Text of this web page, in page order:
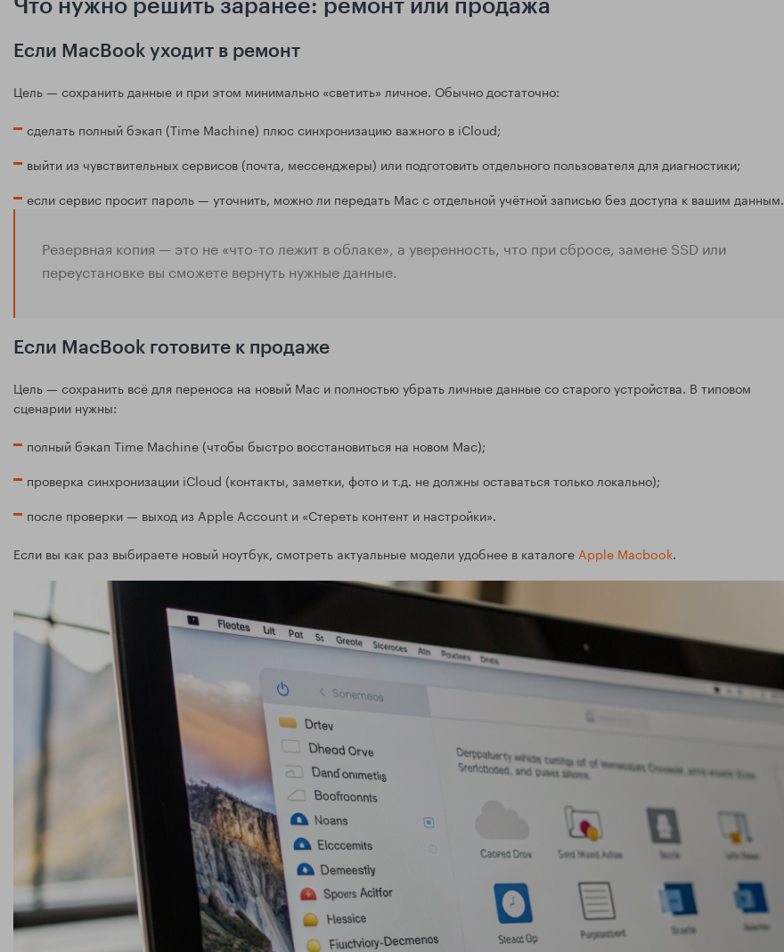
Что нужно решить заранее: ремонт или продажа
Если MacBook уходит в ремонт
Цель — сохранить данные и при этом минимально «светить» личное. Обычно достаточно:
сделать полный бэкап (Time Machine) плюс синхронизацию важного в iCloud;
выйти из чувствительных сервисов (почта, мессенджеры) или подготовить отдельного пользователя для диагностики;
если сервис просит пароль — уточнить, можно ли передать Mac с отдельной учётной записью без доступа к вашим данным.
Резервная копия — это не «что-то лежит в облаке», а уверенность, что при сбросе, замене SSD или
переустановке вы сможете вернуть нужные данные.
Если MacBook готовите к продаже
Цель — сохранить всё для переноса на новый Mac и полностью убрать личные данные со старого устройства. В типовом
сценарии нужны:
полный бэкап Time Machine (чтобы быстро восстановиться на новом Mac);
проверка синхронизации iCloud (контакты, заметки, фото и т.д. не должны оставаться только локально);
после проверки — выход из Apple Account и «Стереть контент и настройки».
Если вы как раз выбираете новый ноутбук, смотреть актуальные модели удобнее в каталогеApple Macbook.